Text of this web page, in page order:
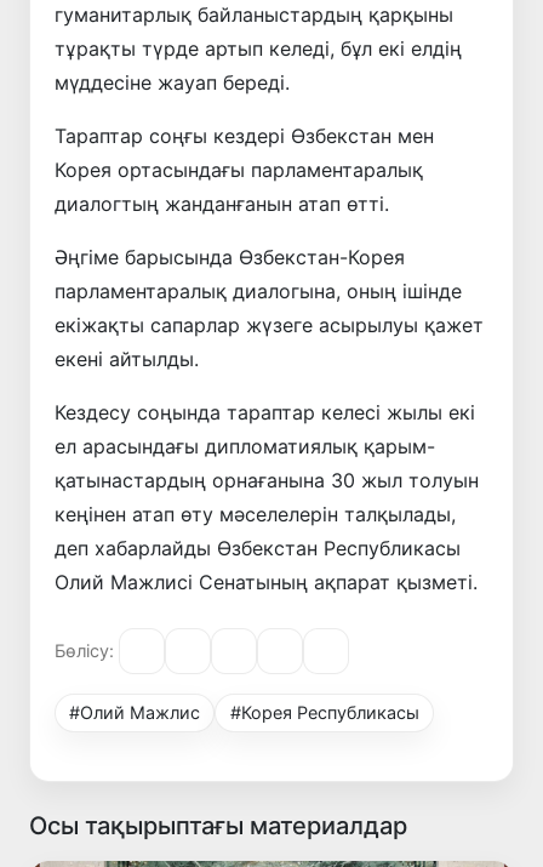
гуманитарлық байланыстардың қарқыны
тұрақты түрде артып келеді, бұл екі елдің
мүддесіне жауап береді.
Тараптар соңғы кездері Өзбекстан мен
Корея ортасындағы парламентаралық
диалогтың жанданғанын атап өтті.
Әңгіме барысында Өзбекстан-Корея
парламентаралық диалогына, оның ішінде
екіжақты сапарлар жүзеге асырылуы қажет
екені айтылды.
Кездесу соңында тараптар келесі жылы екі
ел арасындағы дипломатиялық қарым-
қатынастардың орнағанына 30 жыл толуын
кеңінен атап өту мәселелерін талқылады,
деп хабарлайды Өзбекстан Республикасы
Олий Мажлисі Сенатының ақпарат қызметі.
Бөлісу:
#Олий Мажлис #Корея Республикасы
Осы тақырыптағы материалдар